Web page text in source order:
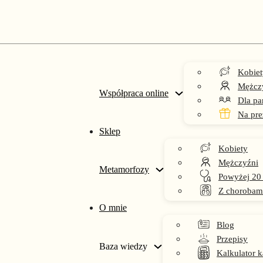
Współpraca online
Dla
Na
Sklep
Metamorfozy
Kobiety
Mężczyźni
Powyżej 20
Z
O mnie
Baza wiedzy
Blog
Przepisy
Kalkulator
dieta przy cukrzycy typu I